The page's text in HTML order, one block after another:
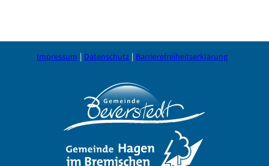
Impressum Datenschutz Barrierefreiheitserklärung